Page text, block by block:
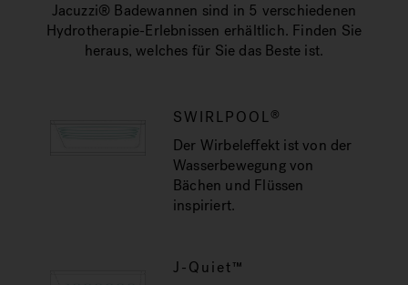
Jacuzzi® Badewannen sind in 5 verschiedenen
Hydrotherapie-Erlebnissen erhältlich. Finden Sie
heraus, welches für Sie das Beste ist.
SWIRLPOOL®
Der Wirbeleffekt ist von der
Wasserbewegung von
Bächen und Flüssen
inspiriert.
J-Quiet™